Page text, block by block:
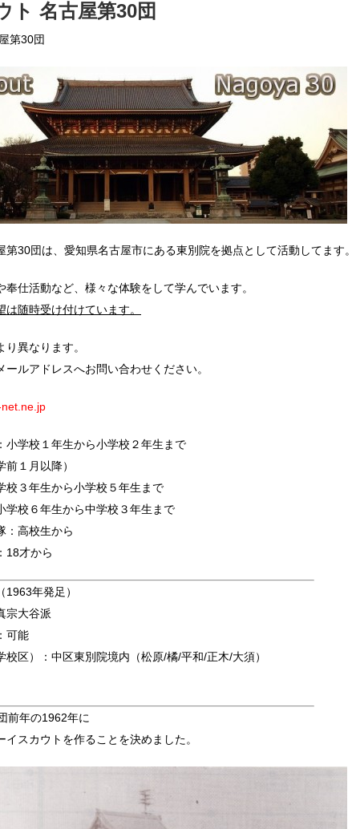
ト 名古屋第30団
第30団
第30団は、愛知県名古屋市にある東別院を拠点として活動してます。
奉仕活動など、様々な体験をして学んでいます。
随時受け付けています。
異なります。
ールアドレスへお問い合わせください。
小学校１年生から小学校２年生まで
前１月以降）
校３年生から小学校５年生まで
学校６年生から中学校３年生まで
：高校生から
18才から
年発足）
宗大谷派
可能
校区）：中区東別院境内（松原/橘/平和/正木/大須）
前年の1962年に
スカウトを作ることを決めました。